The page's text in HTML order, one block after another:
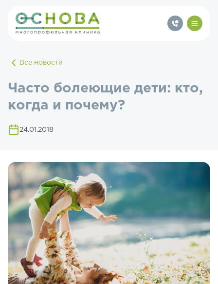
Все новости
Часто болеющие дети: кто,
когда и почему?
24.01.2018